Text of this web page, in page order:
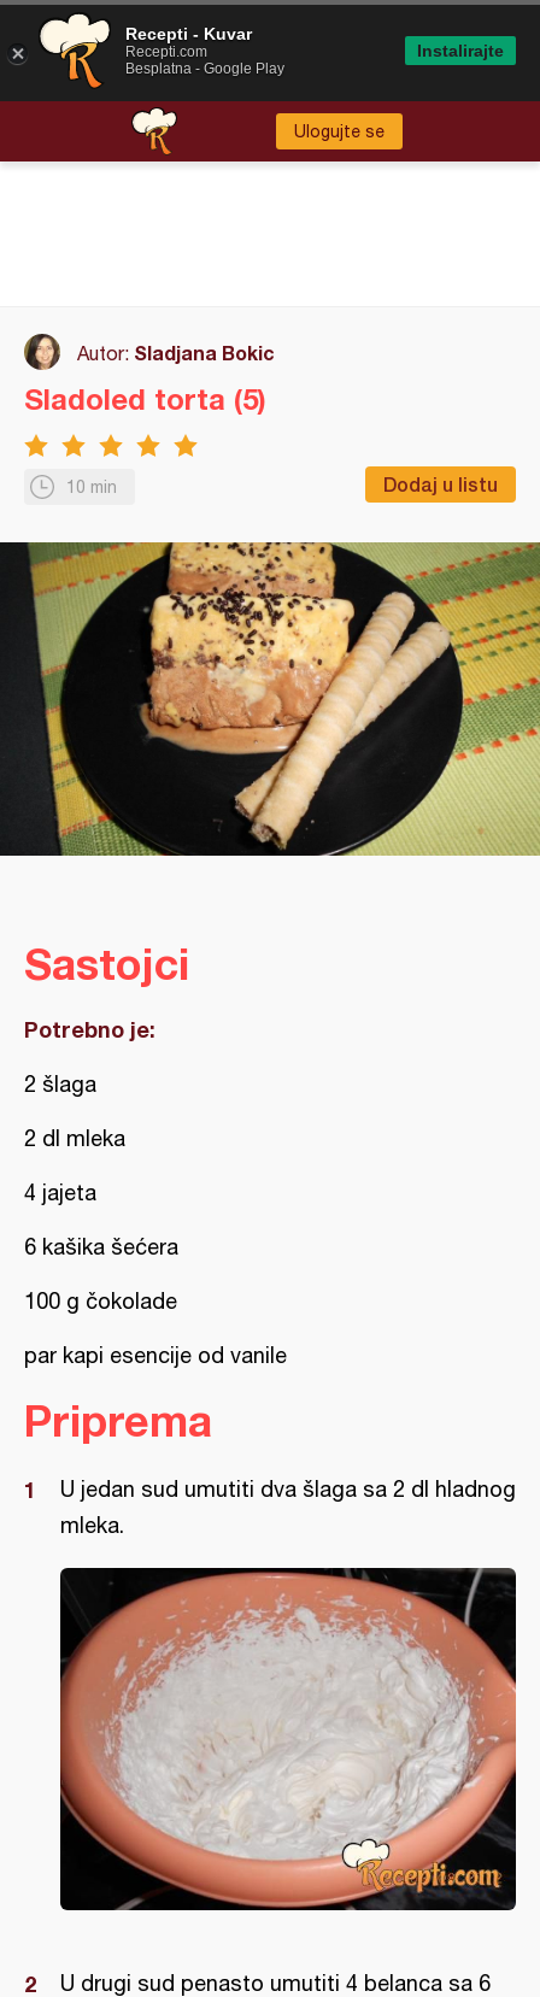
Ulogujte se
Autor: Sladjana Bokic
10 min Dodaj u listu
Sladoled torta (5)
Sastojci
Potrebno je:
2 šlaga
2 dl mleka
4 jajeta
6 kašika šećera
100 g čokolade
par kapi esencije od vanile
Priprema
U jedan sud umutiti dva šlaga sa 2 dl hladnog
mleka.
U drugi sud penasto umutiti 4 belanca sa 6
Recepti - Kuvar
Recepti.com
Besplatna - Google Play
Instalirajte